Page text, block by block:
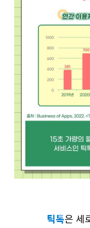
틱톡은 세